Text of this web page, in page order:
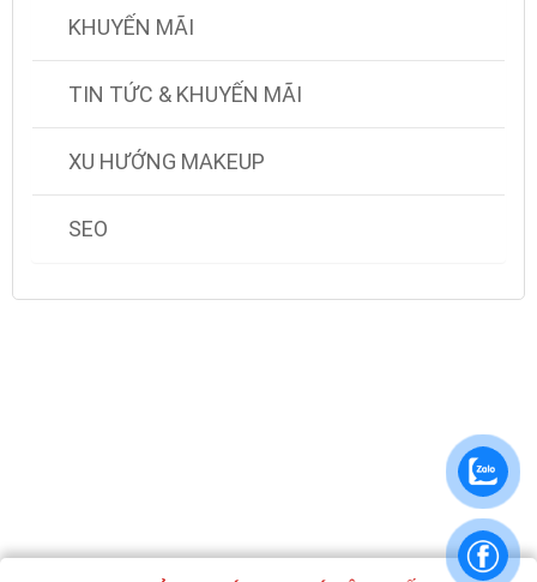
KHUYẾN MÃI
TIN TỨC & KHUYẾN MÃI
XU HƯỚNG MAKEUP
SEO